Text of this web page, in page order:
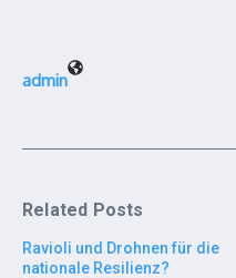
admin
Related Posts
Ravioli und Drohnen für die
nationale Resilienz?